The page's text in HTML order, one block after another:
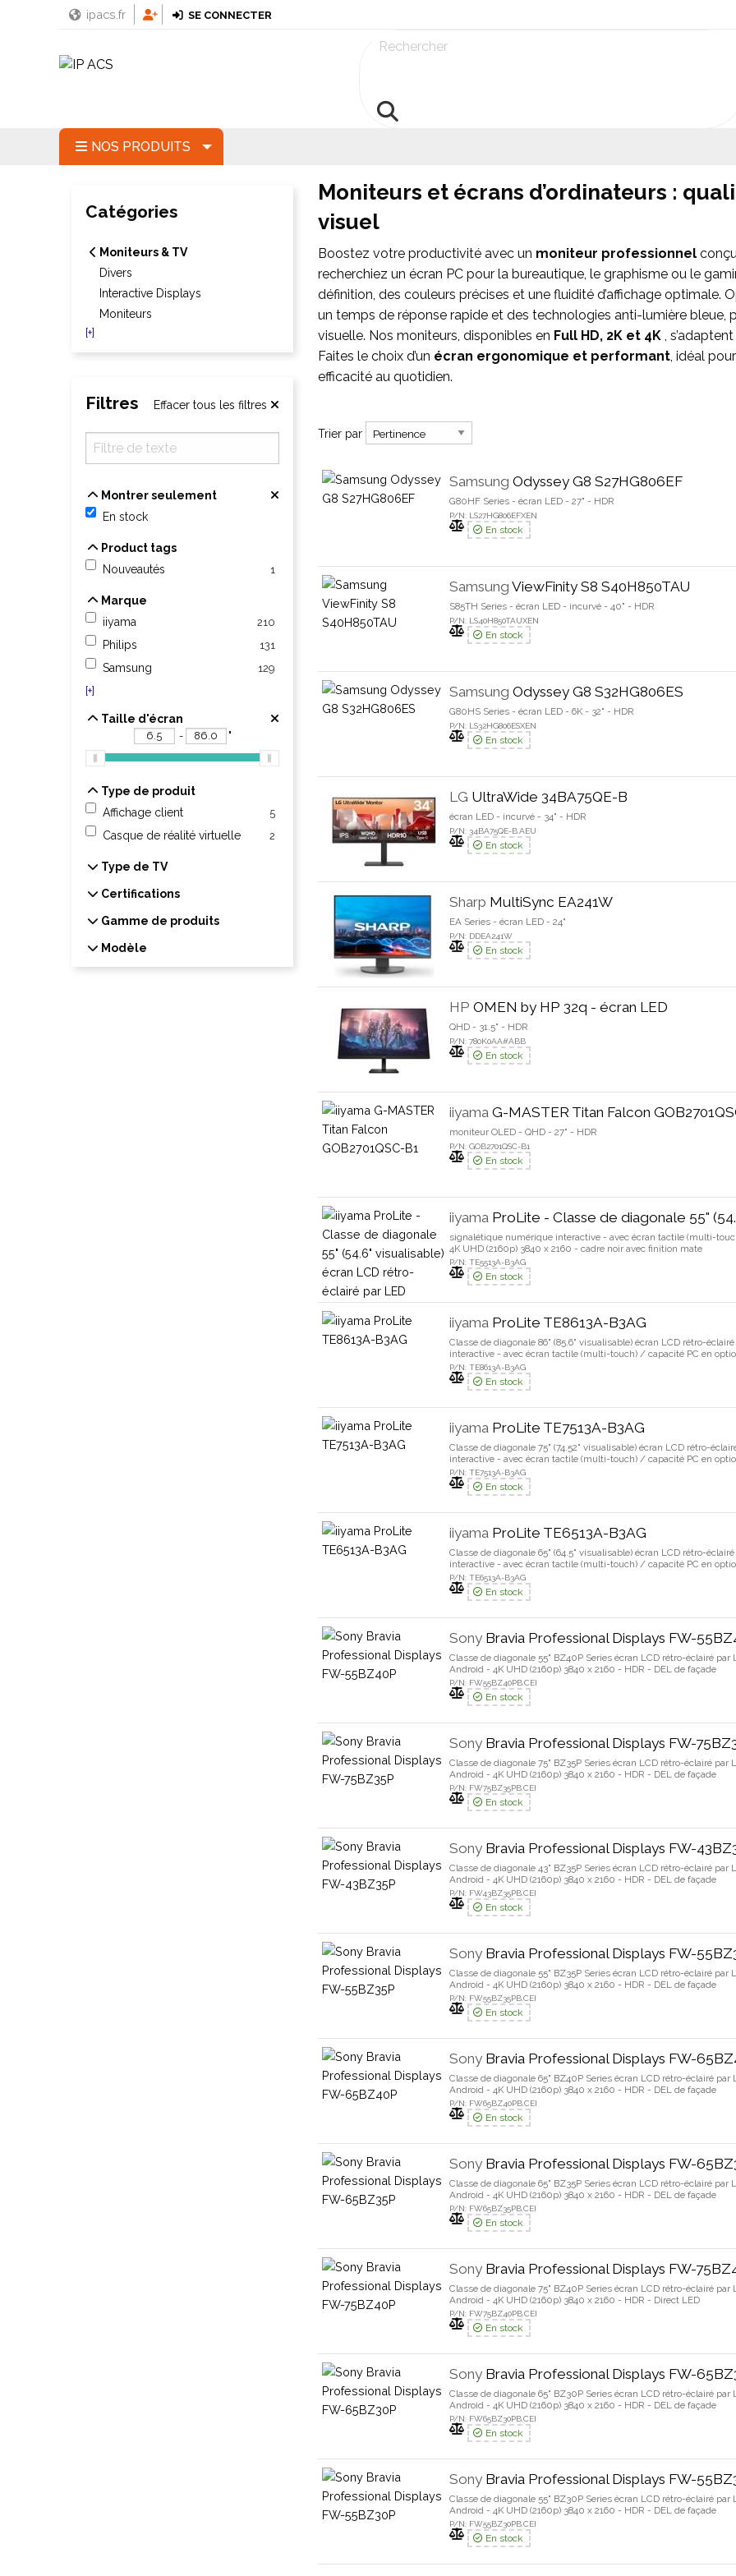
ipacs.fr SE CONNECTER
Rechercher
NOS PRODUITS
Catégories
Moniteurs & TV
Divers
Interactive Displays
Moniteurs
[+]
Filtres Effacer tous les filtres
Montrer seulement
En stock
Product tags
Nouveautés
1
Marque
iiyama
210
Philips 131
Samsung 129
[+]
Taille d'écran
- "
Type de produit
Affichage client
5
Casque de réalité virtuelle 2
Type de TV
Certifications
Gamme de produits
Modèle
Moniteurs et écrans d’ordinateurs :
visuel
Boostez votre productivité avec un moniteur professionnel
recherchiez un écran PC pour la bureautique, le graphisme ou le
définition, des couleurs précises et une fluidité d’affichage optimale.
un temps de réponse rapide et des technologies anti-lumière
visuelle. Nos moniteurs, disponibles en Full HD, 2K et 4K ,
Faites le choix d’un écran ergonomique et performant, idéal
efficacité au quotidien.
Trier par
Trier par
Samsung Odyssey G8 S27HG806EF
G80HF Series - écran LED - 27" - HDR
P/N: LS27HG806EFXEN
En stock
Samsung ViewFinity S8 S40H850TAU
S85TH Series - écran LED - incurvé - 40" - HDR
P/N: LS40H850TAUXEN
En stock
Samsung Odyssey G8 S32HG806ES
G80HS Series - écran LED - 6K - 32" - HDR
P/N: LS32HG806ESXEN
En stock
LG UltraWide 34BA75QE-B
écran LED - incurvé - 34" - HDR
P/N: 34BA75QE-B.AEU
En stock
Sharp MultiSync EA241W
EA Series - écran LED - 24"
P/N: DDEA241W
En stock
HP OMEN by HP 32q - écran LED
QHD - 31.5" - HDR
P/N: 780K0AA#ABB
En stock
iiyama G-MASTER Titan Falcon
moniteur OLED - QHD - 27" - HDR
P/N: GOB2701QSC-B1
En stock
iiyama ProLite - Classe de diagonale 55" (54.6"
signalétique numérique interactive - avec écran tactile (multi-
4K UHD (2160p) 3840 x 2160 - cadre noir avec finition mate
P/N: TE5513A-B3AG
En stock
iiyama ProLite TE8613A-B3AG
Classe de diagonale 86" (85.6" visualisable) écran LCD rétro-
interactive - avec écran tactile (multi-touch) / capacité PC en
2160 - cadre noir avec finition mate
P/N: TE8613A-B3AG
En stock
iiyama ProLite TE7513A-B3AG
Classe de diagonale 75" (74.52" visualisable) écran LCD rétro-
interactive - avec écran tactile (multi-touch) / capacité PC en
2160 - cadre noir avec finition mate
P/N: TE7513A-B3AG
En stock
iiyama ProLite TE6513A-B3AG
Classe de diagonale 65" (64.5" visualisable) écran LCD rétro-
interactive - avec écran tactile (multi-touch) / capacité PC en
2160 - cadre noir avec finition mate
P/N: TE6513A-B3AG
En stock
Sony Bravia Professional Displays FW-
Classe de diagonale 55" BZ40P Series écran LCD rétro-éclairé
Android - 4K UHD (2160p) 3840 x 2160 - HDR - DEL de façade
P/N: FW55BZ40PB.CEI
En stock
Sony Bravia Professional Displays FW-
Classe de diagonale 75" BZ35P Series écran LCD rétro-éclairé
Android - 4K UHD (2160p) 3840 x 2160 - HDR - DEL de façade
P/N: FW75BZ35PB.CEI
En stock
Sony Bravia Professional Displays FW-
Classe de diagonale 43" BZ35P Series écran LCD rétro-éclairé
Android - 4K UHD (2160p) 3840 x 2160 - HDR - DEL de façade
P/N: FW43BZ35PB.CEI
En stock
Sony Bravia Professional Displays FW-
Classe de diagonale 55" BZ35P Series écran LCD rétro-éclairé
Android - 4K UHD (2160p) 3840 x 2160 - HDR - DEL de façade
P/N: FW55BZ35PB.CEI
En stock
Sony Bravia Professional Displays FW-
Classe de diagonale 65" BZ40P Series écran LCD rétro-éclairé
Android - 4K UHD (2160p) 3840 x 2160 - HDR - DEL de façade
P/N: FW65BZ40PB.CEI
En stock
Sony Bravia Professional Displays FW-
Classe de diagonale 65" BZ35P Series écran LCD rétro-éclairé
Android - 4K UHD (2160p) 3840 x 2160 - HDR - DEL de façade
P/N: FW65BZ35PB.CEI
En stock
Sony Bravia Professional Displays FW-
Classe de diagonale 75" BZ40P Series écran LCD rétro-éclairé
Android - 4K UHD (2160p) 3840 x 2160 - HDR - Direct LED
P/N: FW75BZ40PB.CEI
En stock
Sony Bravia Professional Displays FW-
Classe de diagonale 65" BZ30P Series écran LCD rétro-éclairé
Android - 4K UHD (2160p) 3840 x 2160 - HDR - DEL de façade
P/N: FW65BZ30PB.CEI
En stock
Sony Bravia Professional Displays FW-
Classe de diagonale 55" BZ30P Series écran LCD rétro-éclairé
Android - 4K UHD (2160p) 3840 x 2160 - HDR - DEL de façade
P/N: FW55BZ30PB.CEI
En stock